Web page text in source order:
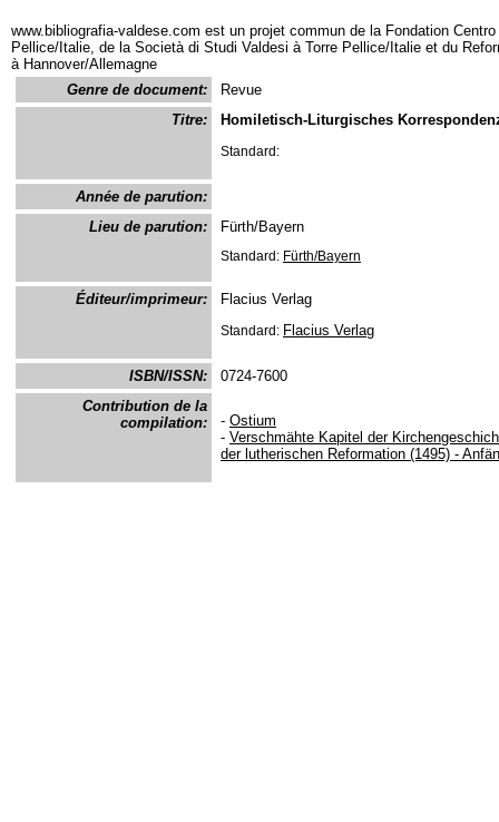
www.bibliografia-valdese.com est un projet commun de la Fondation
Pellice/Italie, de la Società di Studi Valdesi à Torre Pellice/Italie et du
à Hannover/Allemagne
Genre de document:
Revue
Titre:
Homiletisch-Liturgisches
Standard:
Année de parution:
Lieu de parution:
Fürth/Bayern
Standard: Fürth/Bayern
Éditeur/imprimeur: Flacius Verlag
Standard: Flacius Verlag
ISBN/ISSN:
0724-7600
Contribution de la
compilation:
- Ostium
- Verschmähte Kapitel der
der lutherischen Reformation (1495) -